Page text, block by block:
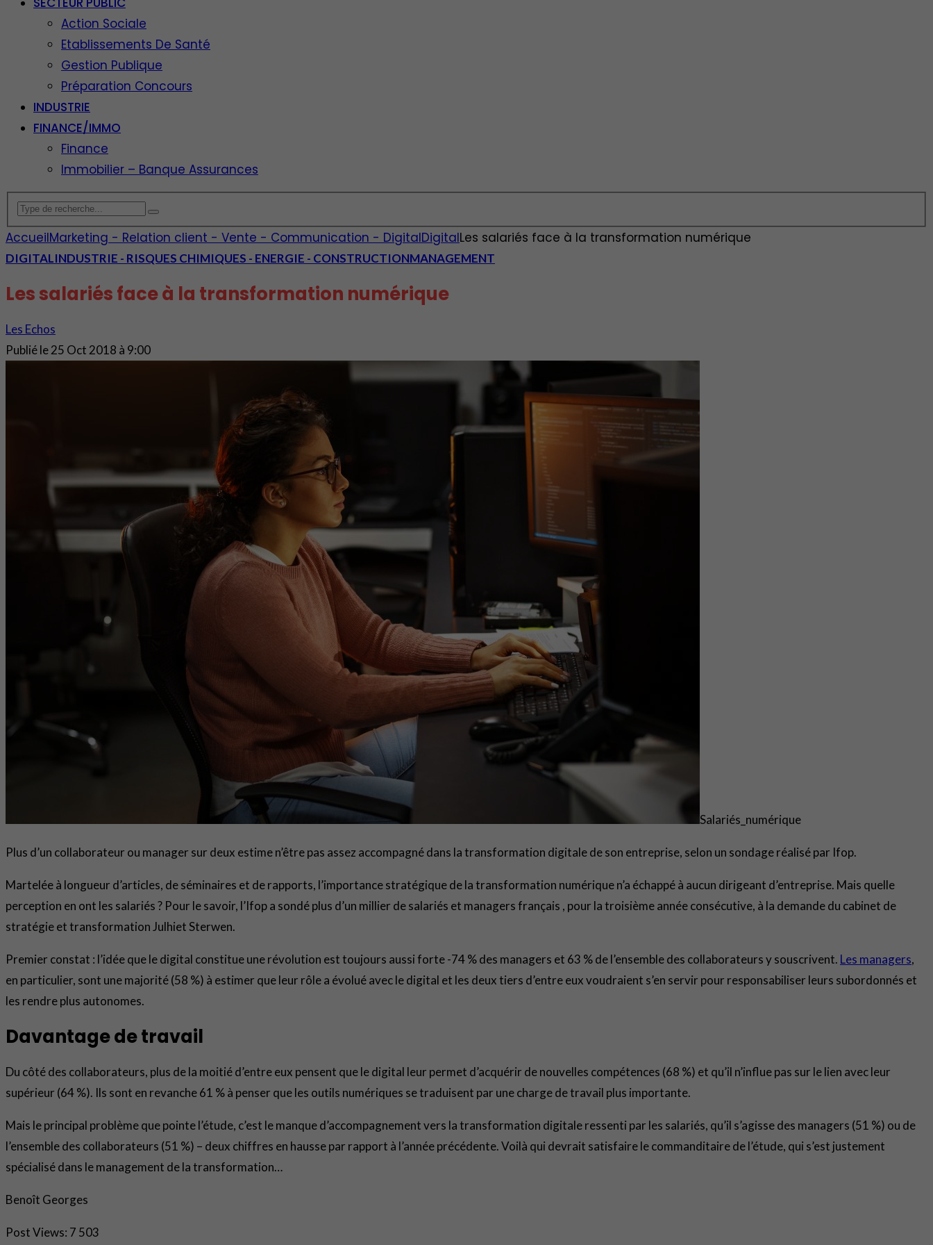
Action Sociale
Etablissements De Santé
Gestion Publique
Préparation Concours
INDUSTRIE
FINANCE/IMMO
Finance
Immobilier – Banque Assurances
AccueilMarketing - Relation client - Vente - Communication - DigitalDigitalLes salariés face à la transformation numérique
DIGITALINDUSTRIE - RISQUES CHIMIQUES - ENERGIE - CONSTRUCTIONMANAGEMENT
Les salariés face à la transformation numérique
Les Echos
Publié le25 Oct 2018 à 9:00
Salariés_numérique
Plus d’un collaborateur ou manager sur deux estime n’être pas assez accompagné dans la transformation digitale de son entreprise, selon un sondage réalisé par Ifop.
Martelée à longueur d’articles, de séminaires et de rapports, l’importance stratégique de la transformation numérique n’a échappé à aucun dirigeant d’entreprise. Mais quelle
perception en ont les salariés ? Pour le savoir, l’Ifop a sondé plus d’un millier de salariés et managers français , pour la troisième année consécutive, à la demande du cabinet de
stratégie et transformation Julhiet Sterwen.
Premier constat : l’idée que le digital constitue une révolution est toujours aussi forte -74 % des managers et 63 % de l’ensemble des collaborateurs y souscrivent. Les managers,
en particulier, sont une majorité (58 %) à estimer que leur rôle a évolué avec le digital et les deux tiers d’entre eux voudraient s’en servir pour responsabiliser leurs subordonnés et
les rendre plus autonomes.
Davantage de travail
Du côté des collaborateurs, plus de la moitié d’entre eux pensent que le digital leur permet d’acquérir de nouvelles compétences (68 %) et qu’il n’influe pas sur le lien avec leur
supérieur (64 %). Ils sont en revanche 61 % à penser que les outils numériques se traduisent par une charge de travail plus importante.
Mais le principal problème que pointe l’étude, c’est le manque d’accompagnement vers la transformation digitale ressenti par les salariés, qu’il s’agisse des managers (51 %) ou de
l’ensemble des collaborateurs (51 %) – deux chiffres en hausse par rapport à l’année précédente. Voilà qui devrait satisfaire le commanditaire de l’étude, qui s’est justement
spécialisé dans le management de la transformation…
Benoît Georges
Post Views: 7 503